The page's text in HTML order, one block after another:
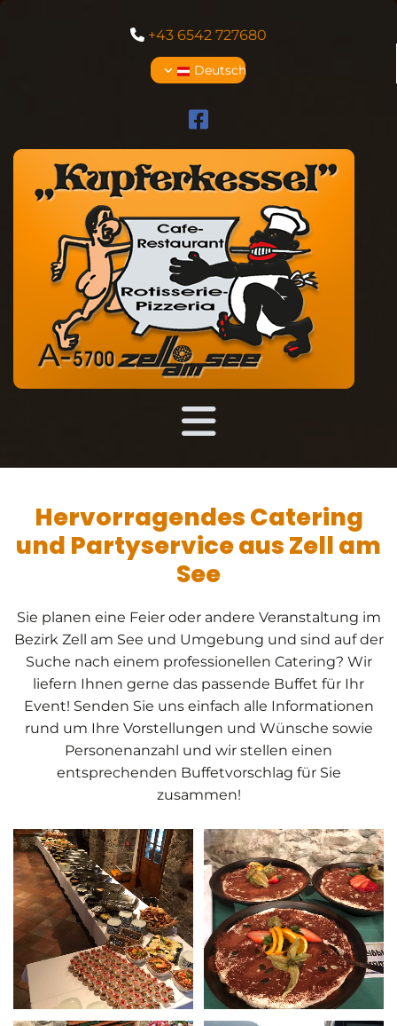
 +43 6542 727680
Deutsch
Hervorragendes Catering
und Partyservice aus Zell am
See
Sie planen eine Feier oder andere Veranstaltung im
Bezirk Zell am See und Umgebung und sind auf der
Suche nach einem professionellen Catering? Wir
liefern Ihnen gerne das passende Buffet für Ihr
Event! Senden Sie uns einfach alle Informationen
rund um Ihre Vorstellungen und Wünsche sowie
Personenanzahl und wir stellen einen
entsprechenden Buffetvorschlag für Sie
zusammen!